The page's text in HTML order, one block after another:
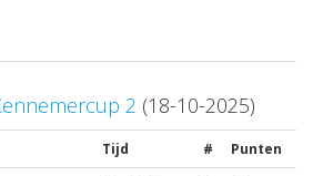
2 (18-10-2025)
Tijd # Punten